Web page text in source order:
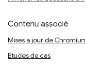
Contenu associé
Mises à jour de
Études de cas